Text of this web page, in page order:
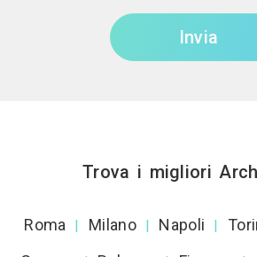
Invia
Trova i migliori
Roma | Milano | Napoli |